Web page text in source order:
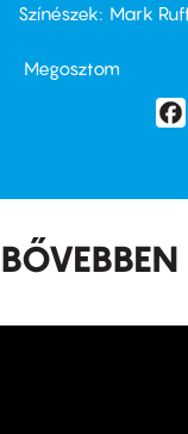
Színészek
Mark
Megosztom